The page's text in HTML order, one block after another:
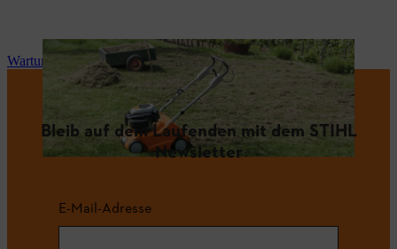
Wartung und Reparatur
Bleib auf dem Laufenden mit dem STIHL
Newsletter
E-Mail-Adresse